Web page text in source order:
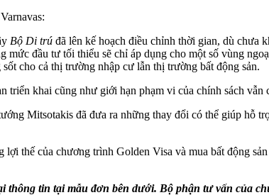
Bộ Di trú đã lên kế hoạch điều chỉnh thời gian, dù chưa
đầu tư tối thiểu sẽ chỉ áp dụng cho một số vùng
cho cả thị trường nhập cư lẫn thị trường bất động sản.
triển khai cũng như giới hạn phạm vi của chính sách vẫn
Mitsotakis đã đưa ra những thay đổi có thể giúp hỗ
thế của chương trình Golden Visa và mua bất động
thông tin tại mẫu đơn bên dưới. Bộ phận tư vấn của